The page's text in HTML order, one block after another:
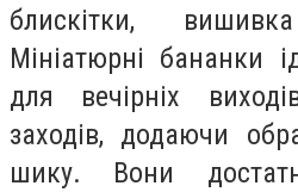
блискітки,
Мініатюрні бананки
для вечірніх
заходів, додаючи
шику. Вони